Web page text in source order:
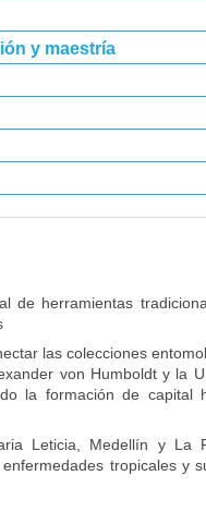
y maestría
de herramientas
las colecciones
von Humboldt y la
la formación de capital
Leticia, Medellín y
tropicales y